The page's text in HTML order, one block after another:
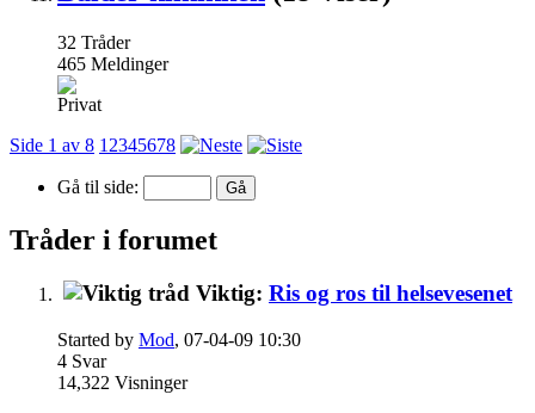
32 Tråder
465 Meldinger
Privat
Side 1 av 8 1 2345678
Gå til side:
Tråder i forumet
Viktig: Ris og ros til helsevesenet
Started by Mod, 07-04-09 10:30
4 Svar
14,322 Visninger